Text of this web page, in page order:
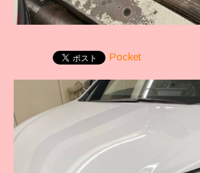
Pocket